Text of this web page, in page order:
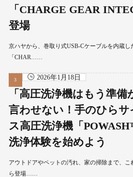
「CHARGE GEAR
登場
京ハヤから、巻取り式USB-Cケーブルを内蔵し
「CHAR……
2026年1月18日
「高圧洗浄機はもう準
言わせない！手のひら
ス高圧洗浄機「
洗浄体験を始めよう
アウトドアやペットの汚れ、家の掃除まで、こ
ら登場……